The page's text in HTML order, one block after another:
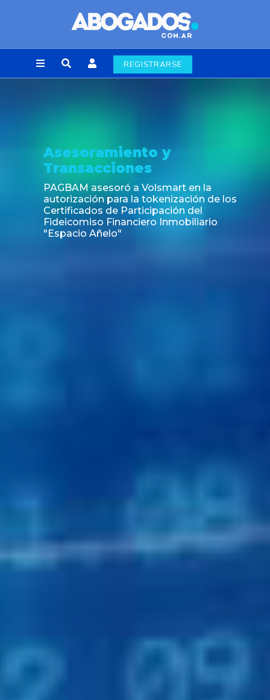
REGISTRARSE
Asesoramiento y
Transacciones
PAGBAM asesoró a Volsmart en la
autorización para la tokenización de los
Certificados de Participación del
Fideicomiso Financiero Inmobiliario
"Espacio Añelo"